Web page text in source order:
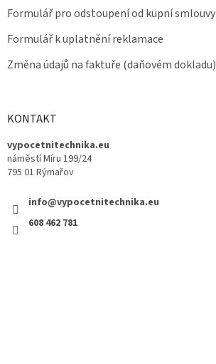
Formulář pro odstoupení od kupní smlouvy
Formulář k uplatnění reklamace
Změna údajů na faktuře (daňovém dokladu)
KONTAKT
vypocetnitechnika.eu
náměstí Míru 199/24
795 01 Rýmařov
info@vypocetnitechnika.eu
608 462 781